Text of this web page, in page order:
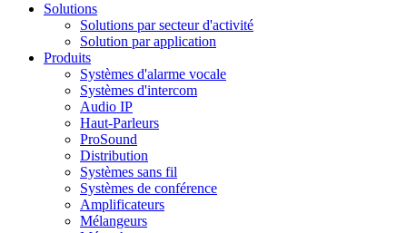
Solutions
Solutions par secteur d'activité
Solution par application
Produits
Systèmes d'alarme vocale
Systèmes d'intercom
Audio IP
Haut-Parleurs
ProSound
Distribution
Systèmes sans fil
Systèmes de conférence
Amplificateurs
Mélangeurs